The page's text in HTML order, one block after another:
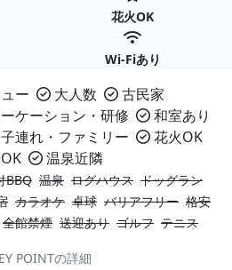
花火OK
Wi-Fiあり
ー 大人数
古民家
ケーション・研修
和室あり
子連れ・ファミリー
花火OK
温泉近隣
BBQ 温泉 ログハウス ドッグラン
カラオケ 卓球 バリアフリー 格安
全館禁煙 送迎あり ゴルフ テニス
POINTの詳細